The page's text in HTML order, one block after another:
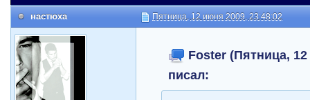
настюха Пятница, 12 июня 2009, 23:48:02
Foster (Пятница,
писал: